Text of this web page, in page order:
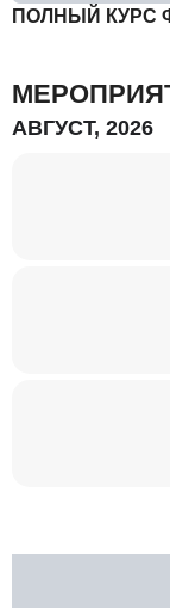
ПОЛНЫЙ КУРС
АВГУСТ, 2026